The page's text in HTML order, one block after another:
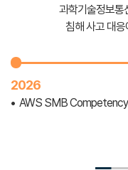
과학기술정보통
침해 사고 대
2026
AWS SMB